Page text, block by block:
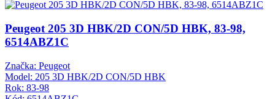
Peugeot 205 3D HBK/2D CON/5D HBK, 83-98,
6514ABZ1C
Značka: Peugeot
Model: 205 3D HBK/2D CON/5D HBK
Rok: 83-98